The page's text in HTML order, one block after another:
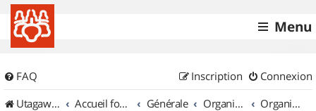
Menu
FAQ Connexion
Inscription
UtagawaVTT (Randos VTT et VTTAE avec traces GPS)
Accueil forum Générale Organisation de sorties & Recherche de partenaires Organisation de sorties en région Champagne Ardenne